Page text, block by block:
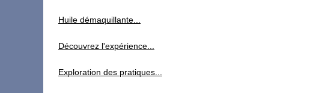
Huile démaquillante...
Découvrez l'expérience...
Exploration des pratiques...